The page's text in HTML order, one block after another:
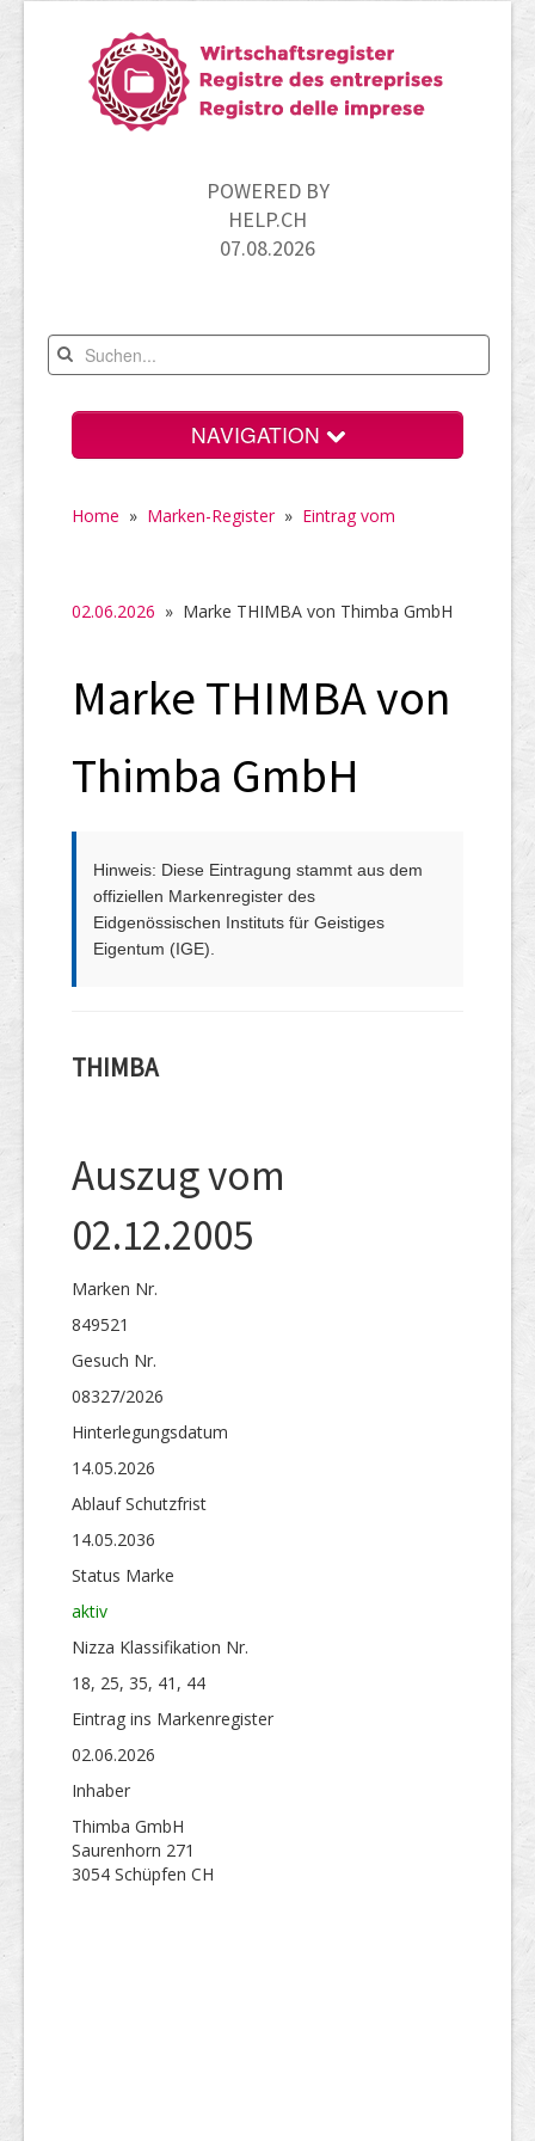
POWERED BY
HELP.CH
07.08.2026
NAVIGATION
UID-Register
Home » Marken-Register» Eintrag vom
02.06.2026 » Marke THIMBA von Thimba GmbH
Marke THIMBA von
Thimba GmbH
Hinweis: Diese Eintragung stammt aus dem
offiziellen Markenregister des
Eidgenössischen Instituts für Geistiges
Eigentum (IGE).
THIMBA
Auszug vom
02.12.2005
Marken Nr.
849521
Gesuch Nr.
08327/2026
Hinterlegungs­datum
14.05.2026
Ablauf Schutzfrist
14.05.2036
Status Marke
aktiv
Nizza Klassifikation Nr.
18, 25, 35, 41, 44
Eintrag ins Markenregister
02.06.2026
Inhaber
Thimba GmbH
Saurenhorn 271
3054 Schüpfen CH